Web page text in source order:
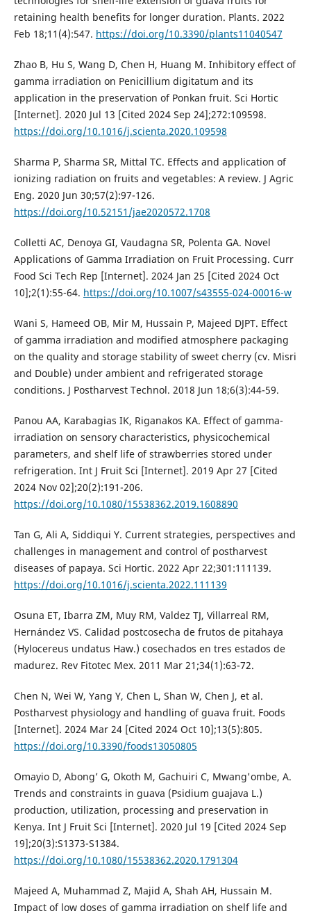
retaining health benefits for longer duration. Plants. 2022
Feb 18;11(4):547. https://doi.org/10.3390/plants11040547
Zhao B, Hu S, Wang D, Chen H, Huang M. Inhibitory effect of
gamma irradiation on Penicillium digitatum and its
application in the preservation of Ponkan fruit. Sci Hortic
[Internet]. 2020 Jul 13 [Cited 2024 Sep 24];272:109598.
https://doi.org/10.1016/j.scienta.2020.109598
Sharma P, Sharma SR, Mittal TC. Effects and application of
ionizing radiation on fruits and vegetables: A review. J Agric
Eng. 2020 Jun 30;57(2):97-126.
https://doi.org/10.52151/jae2020572.1708
Colletti AC, Denoya GI, Vaudagna SR, Polenta GA. Novel
Applications of Gamma Irradiation on Fruit Processing. Curr
Food Sci Tech Rep [Internet]. 2024 Jan 25 [Cited 2024 Oct
10];2(1):55-64. https://doi.org/10.1007/s43555-024-00016-w
Wani S, Hameed OB, Mir M, Hussain P, Majeed DJPT. Effect
of gamma irradiation and modified atmosphere packaging
on the quality and storage stability of sweet cherry (cv. Misri
and Double) under ambient and refrigerated storage
conditions. J Postharvest Technol. 2018 Jun 18;6(3):44-59.
Panou AA, Karabagias IK, Riganakos KA. Effect of gamma-
irradiation on sensory characteristics, physicochemical
parameters, and shelf life of strawberries stored under
refrigeration. Int J Fruit Sci [Internet]. 2019 Apr 27 [Cited
2024 Nov 02];20(2):191-206.
https://doi.org/10.1080/15538362.2019.1608890
Tan G, Ali A, Siddiqui Y. Current strategies, perspectives and
challenges in management and control of postharvest
diseases of papaya. Sci Hortic. 2022 Apr 22;301:111139.
https://doi.org/10.1016/j.scienta.2022.111139
Osuna ET, Ibarra ZM, Muy RM, Valdez TJ, Villarreal RM,
Hernández VS. Calidad postcosecha de frutos de pitahaya
(Hylocereus undatus Haw.) cosechados en tres estados de
madurez. Rev Fitotec Mex. 2011 Mar 21;34(1):63-72.
Chen N, Wei W, Yang Y, Chen L, Shan W, Chen J, et al.
Postharvest physiology and handling of guava fruit. Foods
[Internet]. 2024 Mar 24 [Cited 2024 Oct 10];13(5):805.
https://doi.org/10.3390/foods13050805
Omayio D, Abong’ G, Okoth M, Gachuiri C, Mwang'ombe, A.
Trends and constraints in guava (Psidium guajava L.)
production, utilization, processing and preservation in
Kenya. Int J Fruit Sci [Internet]. 2020 Jul 19 [Cited 2024 Sep
19];20(3):S1373-S1384.
https://doi.org/10.1080/15538362.2020.1791304
Majeed A, Muhammad Z, Majid A, Shah AH, Hussain M.
Impact of low doses of gamma irradiation on shelf life and